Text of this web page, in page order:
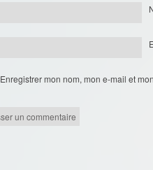
Enregistrer mon nom, mon e-mail et